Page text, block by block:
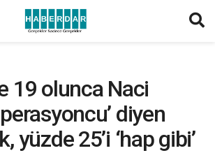
19 olunca Naci
diyen
yüzde 25’i ‘hap gibi’